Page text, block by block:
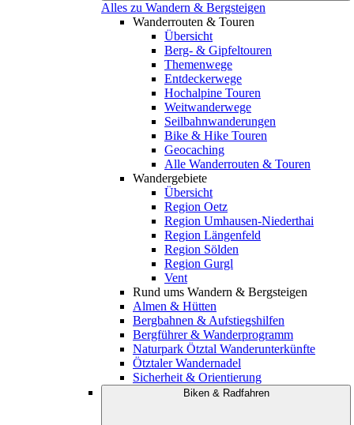
Alles zu Wandern & Bergsteigen
Wanderrouten & Touren
Übersicht
Berg- & Gipfeltouren
Themenwege
Entdeckerwege
Hochalpine Touren
Weitwanderwege
Seilbahnwanderungen
Bike & Hike Touren
Geocaching
Alle Wanderrouten & Touren
Wandergebiete
Übersicht
Region Oetz
Region Umhausen-Niederthai
Region Längenfeld
Region Sölden
Region Gurgl
Vent
Rund ums Wandern & Bergsteigen
Almen & Hütten
Bergbahnen & Aufstiegshilfen
Bergführer & Wanderprogramm
Naturpark Ötztal Wanderunterkünfte
Ötztaler Wandernadel
Sicherheit & Orientierung
Biken & Radfahren